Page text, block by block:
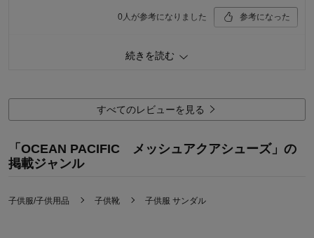
お子さまの性別： 男の子
0 人が参考になりました 参考になった
5.0
購入商品： ラベンダー, ２５
お子様の年齢：
続きを読む
すべてのレビューを見る
「OCEAN PACIFIC メッシュアクアシューズ」の
掲載ジャンル
子供服/子供用品 子供靴 子供服 サンダル